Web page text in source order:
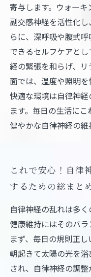
寄与します。ウォーキ
副交感神経を活性化
らに、深呼吸や腹式
できるセルフケアと
経の緊張を和らげ、
面では、温度や照明を
快適な環境は自律神
ます。毎日の生活にこ
健やかな自律神経の維
これで安心！自律
するための総まと
自律神経の乱れは多く
健康維持にはそのバラ
まず、毎日の規則正し
朝起きて太陽の光を
され、自律神経の調